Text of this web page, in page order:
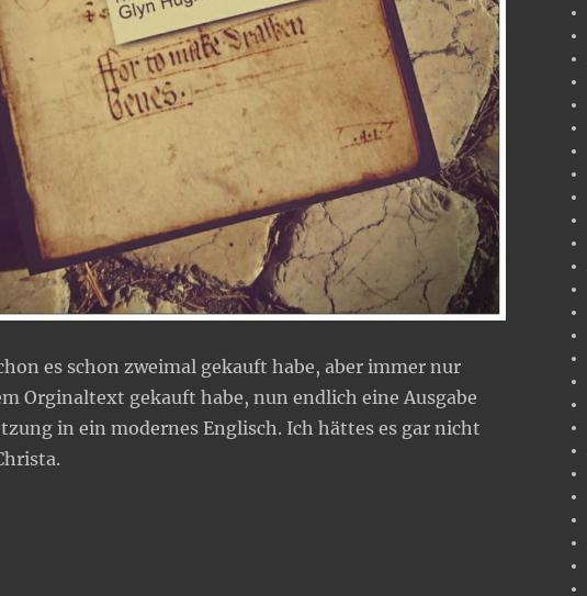
es schon zweimal gekauft habe, aber immer nur
Orginaltext gekauft habe, nun endlich eine Ausgabe
in ein modernes Englisch. Ich hättes es gar nicht